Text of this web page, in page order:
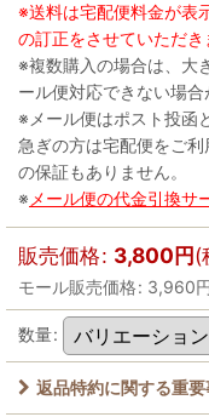
※送料は宅配便料金が表
の訂正をさせていただき
※複数購入の場合は、大
ール便対応できない場合
※メール便はポスト投函
急ぎの方は宅配便をご
の保証もありません。
※ メール便の代金引換サ
販売価格: 3,800円(
モール販売価格: 3,960
数量:
返品特約に関する重